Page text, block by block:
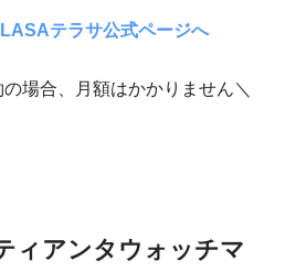
テラサ公式ページへ
場合、月額はかかりません＼
ィアンタウォッチマ